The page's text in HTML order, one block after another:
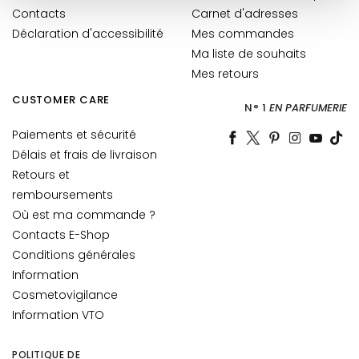
l
a
a
s
q
u
e
e
t
E
x
f
Contacts
Déclaration d'accessibilité
CUSTOMER CARE
Paiements et sécurité
Délais et frais de livraison
Retours et
remboursements
Où est ma commande ?
Contacts E-Shop
Conditions générales
Information
Cosmetovigilance
Information VTO
POLITIQUE DE
Carnet d'adresses
Mes commandes
Ma liste de souhaits
Mes retours
N° 1 EN PARFUMERIE